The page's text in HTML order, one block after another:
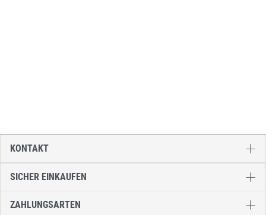
SICHER EINKAUFEN
ZAHLUNGSARTEN
KONTAKT